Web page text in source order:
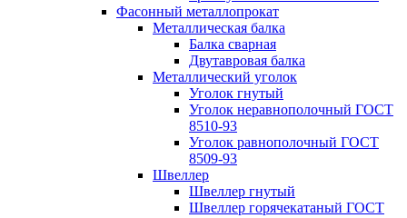
Фасонный металлопрокат
Металлическая балка
Балка сварная
Двутавровая балка
Металлический уголок
Уголок гнутый
Уголок неравнополочный ГОСТ
8510-93
Уголок равнополочный ГОСТ
8509-93
Швеллер
Швеллер гнутый
Швеллер горячекатаный ГОСТ